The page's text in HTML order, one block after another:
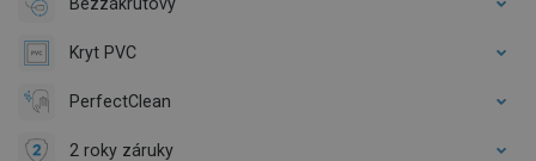
Kryt PVC
PerfectClean
2 roky záruky